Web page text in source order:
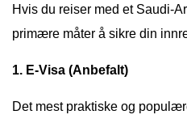
Hvis du reiser med et Saudi-
primære måter å sikre din
1. E-Visa (Anbefalt)
Det mest praktiske og